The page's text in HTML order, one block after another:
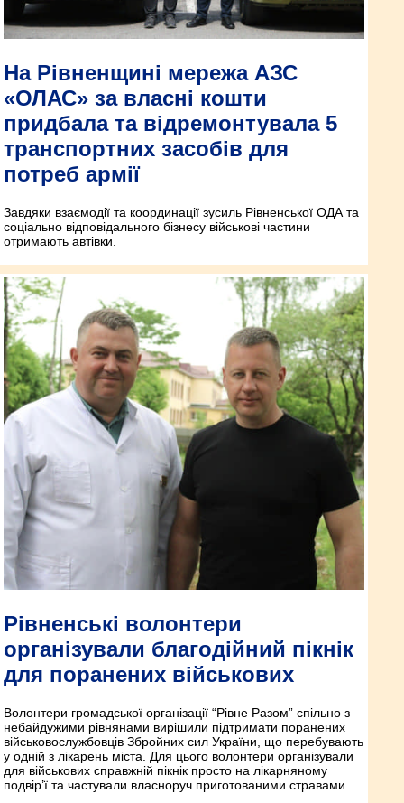
На Рівненщині мережа АЗС
«ОЛАС» за власні кошти
придбала та відремонтувала 5
транспортних засобів для
потреб армії
Завдяки взаємодії та координації зусиль Рівненської ОДА та
соціально відповідального бізнесу військові частини
отримають автівки.
Рівненські волонтери
організували благодійний пікнік
для поранених військових
Волонтери громадської організації “Рівне Разом” спільно з
небайдужими рівнянами вирішили підтримати поранених
військовослужбовців Збройних сил України, що перебувають
у одній з лікарень міста. Для цього волонтери організували
для військових справжній пікнік просто на лікарняному
подвір’ї та частували власноруч приготованими стравами.